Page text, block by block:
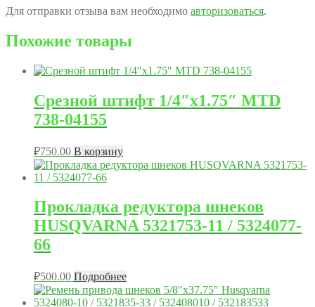
Для отправки отзыва вам необходимо авторизоваться.
Похожие товары
Срезной штифт 1/4″x1.75″ MTD
738-04155
₽750.00 В корзину
Прокладка редуктора шнеков
HUSQVARNA 5321753-11 / 5324077-
66
₽500.00 Подробнее